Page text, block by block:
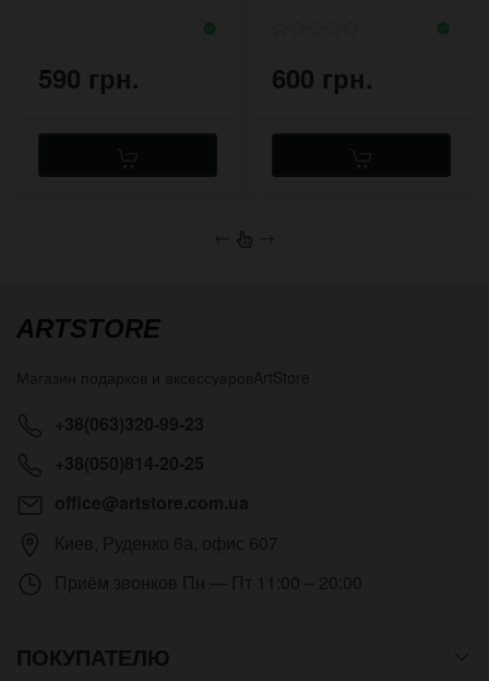
590 грн. 600 грн.
← →
ARTSTORE
ПОКУПАТЕЛЮ